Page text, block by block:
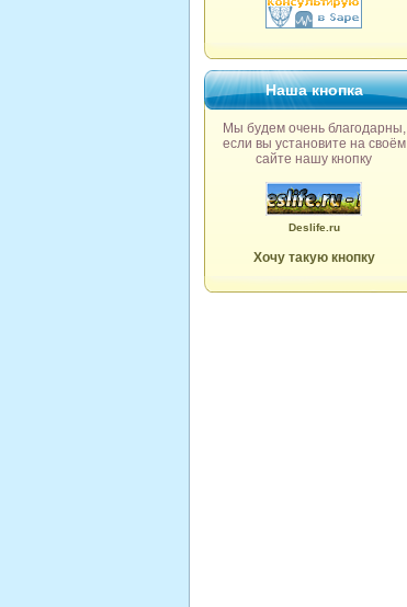
Наша кнопка
Мы будем очень благодарны,
если вы установите на своём
сайте нашу кнопку
Deslife.ru
Хочу такую кнопку